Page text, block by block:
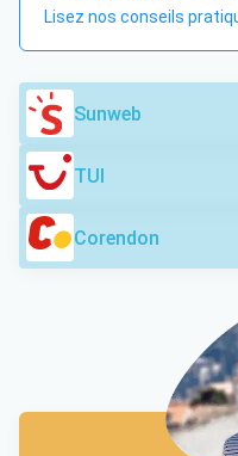
Lisez nos conseils
Sunweb
TUI
Corendon